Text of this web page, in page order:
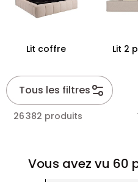
vous ressemble.
Lit coffre Lit 2
Tous les filtres
26 382 produits
Vous avez vu 60